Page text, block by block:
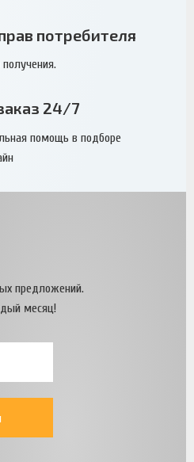
потребителя
24/7
помощь в подборе
предложений.
месяц!